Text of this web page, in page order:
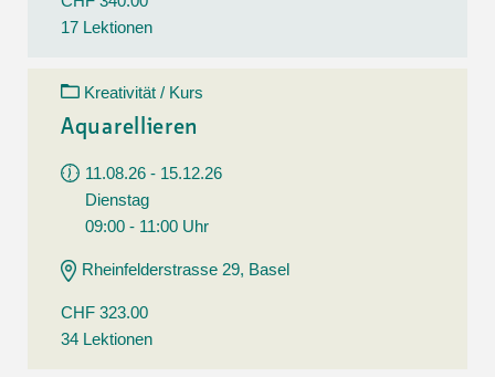
17 Lektionen
Kreativität / Kurs
Aquarellieren
11.08.26 - 15.12.26
Dienstag
09:00 - 11:00 Uhr
Rheinfelderstrasse 29, Basel
CHF 323.00
34 Lektionen